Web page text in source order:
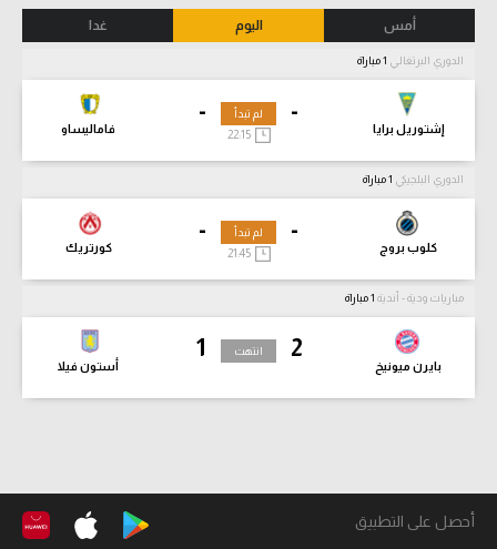
أمس اليوم غدا
الدوري البرتغالي
-
إشتوريل برايا
-
فاماليساو
لم تبدأ
22:15
الدوري البلجيكي
-
كلوب بروج
-
كورتريك
لم تبدأ
21:45
مباريات ودية - أندية
2
بايرن ميونيخ
1
أستون فيلا
انتهت
أحصل على التطبيق